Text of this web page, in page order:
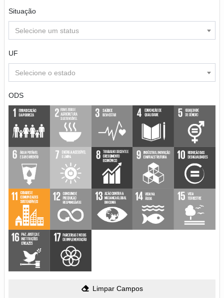
Situação
Selecione um status
UF
Selecione o estado
ODS
Limpar Campos